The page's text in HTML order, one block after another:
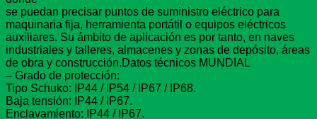
se puedan precisar puntos de suministro eléctrico para
maquinaria fija, herramienta portátil o equipos eléctricos
auxiliares. Su ámbito de aplicación es por tanto, en naves
industriales y talleres, almacenes y zonas de depósito, áreas
de obra y construcción.Datos técnicos MUNDIAL
– Grado de protección:
Tipo Schuko: IP44 / IP54 / IP67 / IP68.
Baja tensión: IP44 / IP67.
Enclavamiento: IP44 / IP67.